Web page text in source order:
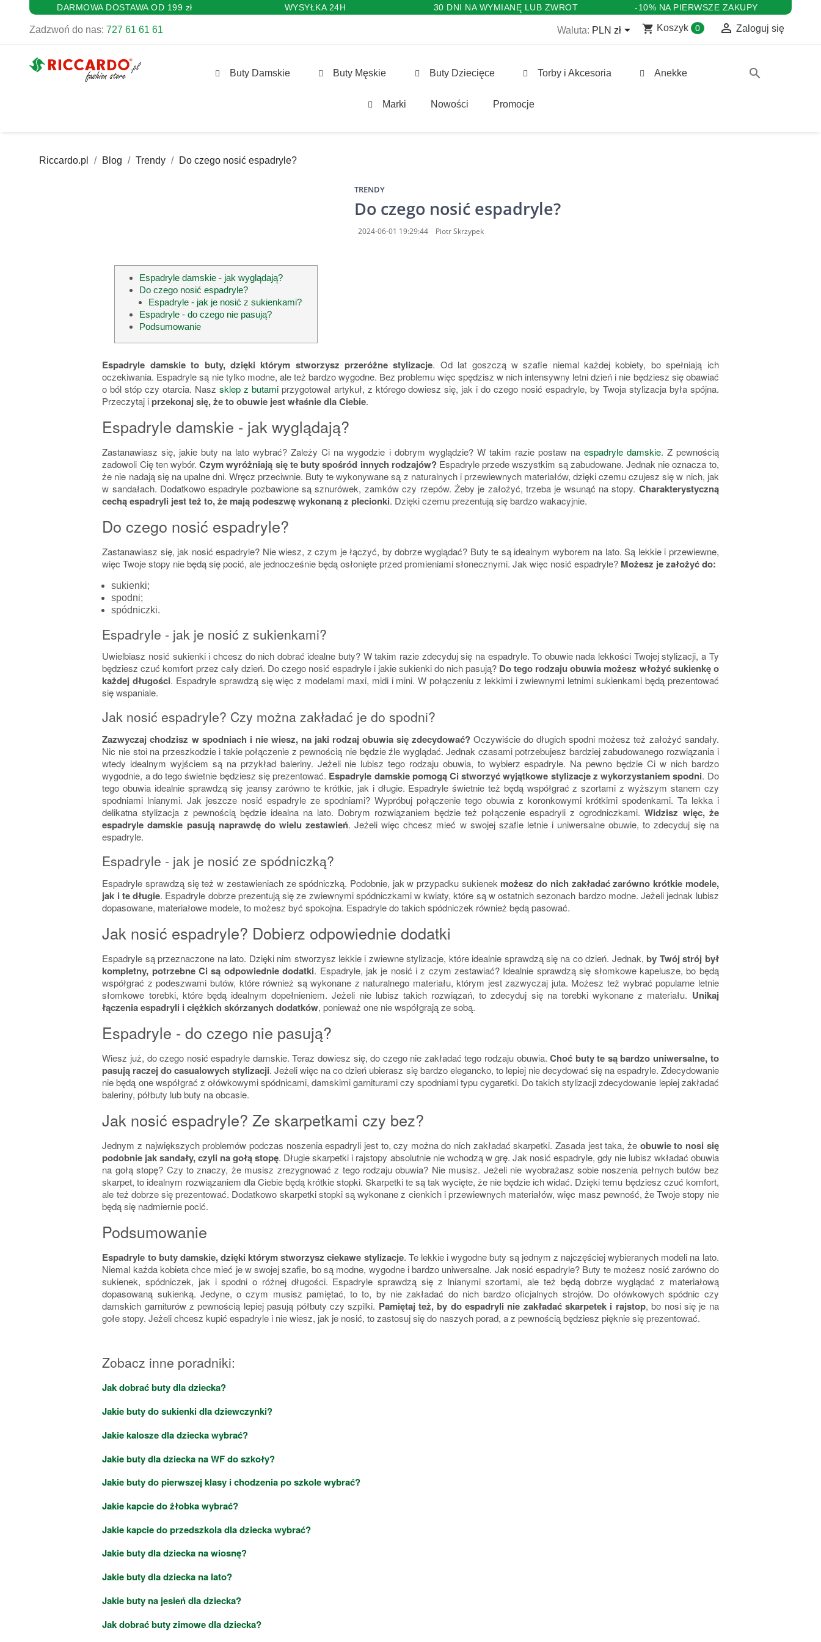
DARMOWA DOSTAWA OD 199 zł WYSYŁKA 24H 30 DNI NA WYMIANĘ LUB ZWROT -10% NA PIERWSZE ZAKUPY
Zadzwoń do nas: 727 61 61 61 Waluta: PLN zł shopping_cart Koszyk 0  Zaloguj się
Buty Damskie Buty Męskie Buty Dziecięce Torby i Akcesoria Anekke
Marki Nowości Promocje
search
Riccardo.pl Blog Trendy Do czego nosić espadryle?
TRENDY
Do czego nosić espadryle?
2024-06-01 19:29:44 Piotr Skrzypek
Espadryle damskie - jak wyglądają?
Do czego nosić espadryle?
Espadryle - jak je nosić z sukienkami?
Espadryle - do czego nie pasują?
Podsumowanie
Espadryle damskie to buty, dzięki którym stworzysz przeróżne stylizacje. Od lat goszczą w szafie niemal każdej kobiety, bo spełniają ich
oczekiwania. Espadryle są nie tylko modne, ale też bardzo wygodne. Bez problemu więc spędzisz w nich intensywny letni dzień i nie będziesz się obawiać
o ból stóp czy otarcia. Nasz sklep z butamiprzygotował artykuł, z którego dowiesz się, jak i do czego nosić espadryle, by Twoja stylizacja była spójna.
Przeczytaj iprzekonaj się, że to obuwie jest właśnie dla Ciebie.
Espadryle damskie - jak wyglądają?
Zastanawiasz się, jakie buty na lato wybrać? Zależy Ci na wygodzie i dobrym wyglądzie? W takim razie postaw na espadryle damskie. Z pewnością
zadowoli Cię ten wybór.Czym wyróżniają się te buty spośród innych rodzajów?Espadryle przede wszystkim są zabudowane. Jednak nie oznacza to,
że nie nadają się na upalne dni. Wręcz przeciwnie. Buty te wykonywane są z naturalnych i przewiewnych materiałów, dzięki czemu czujesz się w nich, jak
w sandałach. Dodatkowo espadryle pozbawione są sznurówek, zamków czy rzepów. Żeby je założyć, trzeba je wsunąć na stopy. Charakterystyczną
cechą espadryli jest też to, że mają podeszwę wykonaną z plecionki. Dzięki czemu prezentują się bardzo wakacyjnie.
Do czego nosić espadryle?
Zastanawiasz się, jak nosić espadryle? Nie wiesz, z czym je łączyć, by dobrze wyglądać? Buty te są idealnym wyborem na lato. Są lekkie i przewiewne,
więc Twoje stopy nie będą się pocić, ale jednocześnie będą osłonięte przed promieniami słonecznymi. Jak więc nosić espadryle? Możesz je założyć do:
sukienki;
spodni;
spódniczki.
Espadryle - jak je nosić z sukienkami?
Uwielbiasz nosić sukienki i chcesz do nich dobrać idealne buty? W takim razie zdecyduj się na espadryle. To obuwie nada lekkości Twojej stylizacji, a Ty
będziesz czuć komfort przez cały dzień. Do czego nosić espadryle i jakie sukienki do nich pasują? Do tego rodzaju obuwia możesz włożyć sukienkę o
każdej długości. Espadryle sprawdzą się więc z modelami maxi, midi i mini. W połączeniu z lekkimi i zwiewnymi letnimi sukienkami będą prezentować
się wspaniale.
Jak nosić espadryle? Czy można zakładać je do spodni?
Zazwyczaj chodzisz w spodniach i nie wiesz, na jaki rodzaj obuwia się zdecydować?Oczywiście do długich spodni możesz też założyć sandały.
Nic nie stoi na przeszkodzie i takie połączenie z pewnością nie będzie źle wyglądać. Jednak czasami potrzebujesz bardziej zabudowanego rozwiązania i
wtedy idealnym wyjściem są na przykład baleriny. Jeżeli nie lubisz tego rodzaju obuwia, to wybierz espadryle. Na pewno będzie Ci w nich bardzo
wygodnie, a do tego świetnie będziesz się prezentować. Espadryle damskie pomogą Ci stworzyć wyjątkowe stylizacje z wykorzystaniem spodni. Do
tego obuwia idealnie sprawdzą się jeansy zarówno te krótkie, jak i długie. Espadryle świetnie też będą współgrać z szortami z wyższym stanem czy
spodniami lnianymi. Jak jeszcze nosić espadryle ze spodniami? Wypróbuj połączenie tego obuwia z koronkowymi krótkimi spodenkami. Ta lekka i
delikatna stylizacja z pewnością będzie idealna na lato. Dobrym rozwiązaniem będzie też połączenie espadryli z ogrodniczkami.Widzisz więc, że
espadryle damskie pasują naprawdę do wielu zestawień. Jeżeli więc chcesz mieć w swojej szafie letnie i uniwersalne obuwie, to zdecyduj się na
espadryle.
Espadryle - jak je nosić ze spódniczką?
Espadryle sprawdzą się też w zestawieniach ze spódniczką. Podobnie, jak w przypadku sukienek możesz do nich zakładać zarówno krótkie modele,
jak i te długie. Espadryle dobrze prezentują się ze zwiewnymi spódniczkami w kwiaty, które są w ostatnich sezonach bardzo modne. Jeżeli jednak lubisz
dopasowane, materiałowe modele, to możesz być spokojna. Espadryle do takich spódniczek również będą pasować.
Jak nosić espadryle? Dobierz odpowiednie dodatki
Espadryle są przeznaczone na lato. Dzięki nim stworzysz lekkie i zwiewne stylizacje, które idealnie sprawdzą się na co dzień. Jednak, by Twój strój był
kompletny, potrzebne Ci są odpowiednie dodatki. Espadryle, jak je nosić i z czym zestawiać? Idealnie sprawdzą się słomkowe kapelusze, bo będą
współgrać z podeszwami butów, które również są wykonane z naturalnego materiału, którym jest zazwyczaj juta. Możesz też wybrać popularne letnie
słomkowe torebki, które będą idealnym dopełnieniem. Jeżeli nie lubisz takich rozwiązań, to zdecyduj się na torebki wykonane z materiału. Unikaj
łączenia espadryli i ciężkich skórzanych dodatków, ponieważ one nie współgrają ze sobą.
Espadryle - do czego nie pasują?
Wiesz już, do czego nosić espadryle damskie. Teraz dowiesz się, do czego nie zakładać tego rodzaju obuwia. Choć buty te są bardzo uniwersalne, to
pasują raczej do casualowych stylizacji. Jeżeli więc na co dzień ubierasz się bardzo elegancko, to lepiej nie decydować się na espadryle. Zdecydowanie
nie będą one współgrać z ołówkowymi spódnicami, damskimi garniturami czy spodniami typu cygaretki. Do takich stylizacji zdecydowanie lepiej zakładać
baleriny, półbuty lub buty na obcasie.
Jak nosić espadryle? Ze skarpetkami czy bez?
Jednym z największych problemów podczas noszenia espadryli jest to, czy można do nich zakładać skarpetki. Zasada jest taka, że obuwie to nosi się
podobnie jak sandały, czyli na gołą stopę. Długie skarpetki i rajstopy absolutnie nie wchodzą w grę. Jak nosić espadryle, gdy nie lubisz wkładać obuwia
na gołą stopę? Czy to znaczy, że musisz zrezygnować z tego rodzaju obuwia? Nie musisz. Jeżeli nie wyobrażasz sobie noszenia pełnych butów bez
skarpet, to idealnym rozwiązaniem dla Ciebie będą krótkie stopki. Skarpetki te są tak wycięte, że nie będzie ich widać. Dzięki temu będziesz czuć komfort,
ale też dobrze się prezentować. Dodatkowo skarpetki stopki są wykonane z cienkich i przewiewnych materiałów, więc masz pewność, że Twoje stopy nie
będą się nadmiernie pocić.
Podsumowanie
Espadryle to buty damskie, dzięki którym stworzysz ciekawe stylizacje. Te lekkie i wygodne buty są jednym z najczęściej wybieranych modeli na lato.
Niemal każda kobieta chce mieć je w swojej szafie, bo są modne, wygodne i bardzo uniwersalne. Jak nosić espadryle? Buty te możesz nosić zarówno do
sukienek, spódniczek, jak i spodni o różnej długości. Espadryle sprawdzą się z lnianymi szortami, ale też będą dobrze wyglądać z materiałową
dopasowaną sukienką. Jedyne, o czym musisz pamiętać, to to, by nie zakładać do nich bardzo oficjalnych strojów. Do ołówkowych spódnic czy
damskich garniturów z pewnością lepiej pasują półbuty czy szpilki. Pamiętaj też, by do espadryli nie zakładać skarpetek i rajstop, bo nosi się je na
gołe stopy. Jeżeli chcesz kupić espadryle i nie wiesz, jak je nosić, to zastosuj się do naszych porad, a z pewnością będziesz pięknie się prezentować.
Zobacz inne poradniki:
Jak dobrać buty dla dziecka?
Jakie buty do sukienki dla dziewczynki?
Jakie kalosze dla dziecka wybrać?
Jakie buty dla dziecka na WF do szkoły?
Jakie buty do pierwszej klasy i chodzenia po szkole wybrać?
Jakie kapcie do żłobka wybrać?
Jakie kapcie do przedszkola dla dziecka wybrać?
Jakie buty dla dziecka na wiosnę?
Jakie buty dla dziecka na lato?
Jakie buty na jesień dla dziecka?
Jak dobrać buty zimowe dla dziecka?